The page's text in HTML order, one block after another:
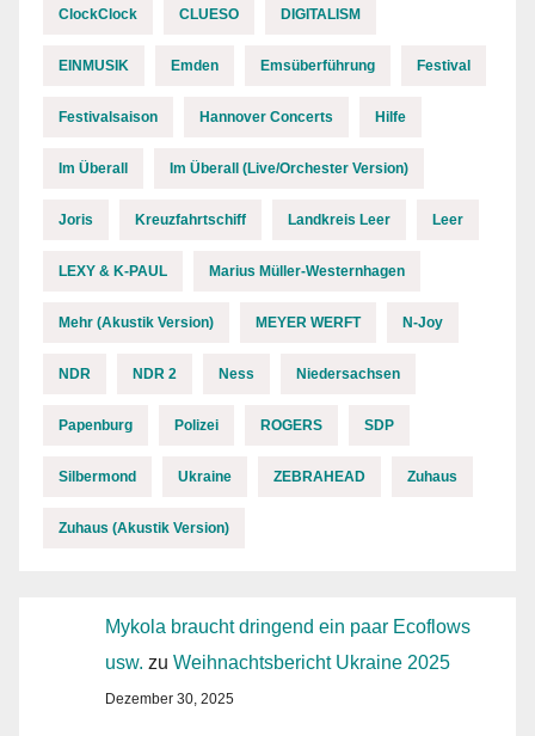
ClockClock CLUESO DIGITALISM
EINMUSIK Emden Emsüberführung Festival
Festivalsaison Hannover Concerts Hilfe
Im Überall Im Überall (Live/Orchester Version)
Joris Kreuzfahrtschiff Landkreis Leer Leer
LEXY & K-PAUL Marius Müller-Westernhagen
Mehr (Akustik Version) MEYER WERFT N-Joy
NDR NDR 2 Ness Niedersachsen
Papenburg Polizei ROGERS SDP
Silbermond Ukraine ZEBRAHEAD Zuhaus
Zuhaus (Akustik Version)
Mykola braucht dringend ein paar Ecoflows
usw. zu Weihnachtsbericht Ukraine 2025
Dezember 30, 2025